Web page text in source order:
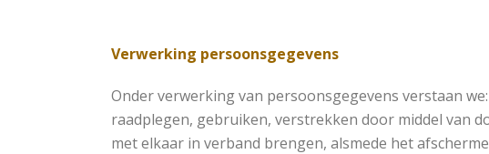
Verwerking persoonsgegevens
Onder verwerking van persoonsgegevens verstaan
raadplegen, gebruiken, verstrekken door middel van
met elkaar in verband brengen, alsmede het